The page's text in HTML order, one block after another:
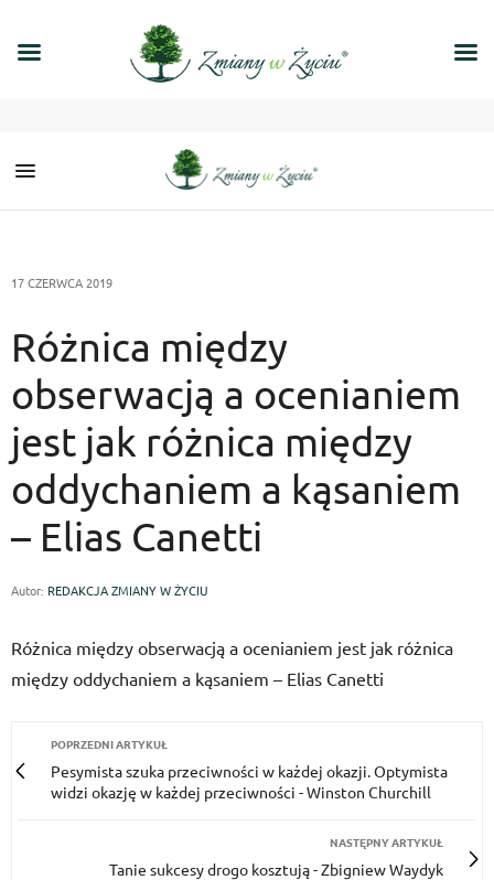
17 CZERWCA 2019
Różnica między
obserwacją a ocenianiem
jest jak różnica między
oddychaniem a kąsaniem
– Elias Canetti
Autor: REDAKCJA ZMIANY W ŻYCIU
Różnica między obserwacją a ocenianiem jest jak różnica
między oddychaniem a kąsaniem – Elias Canetti
POPRZEDNI ARTYKUŁ
Pe­symis­ta szu­ka prze­ciw­ności w każdej okaz­ji. Op­ty­mis­ta
widzi okazję w każdej prze­ciw­ności - Winston Churchill
NASTĘPNY ARTYKUŁ
Tanie sukcesy drogo kosztują - Zbigniew Waydyk